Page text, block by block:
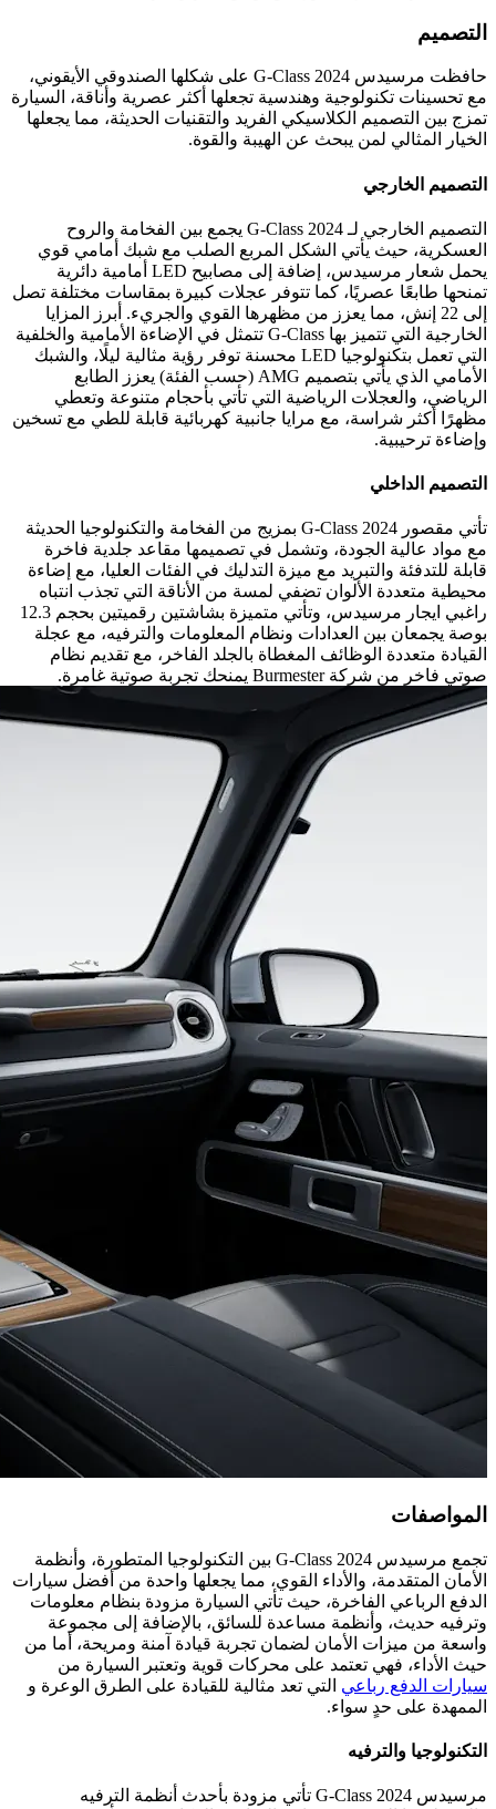
التصميم
حافظت مرسيدس G-Class 2024 على شكلها الصندوقي الأيقوني،
مع تحسينات تكنولوجية وهندسية تجعلها أكثر عصرية وأناقة، السيارة
تمزج بين التصميم الكلاسيكي الفريد والتقنيات الحديثة، مما يجعلها
الخيار المثالي لمن يبحث عن الهيبة والقوة.
التصميم الخارجي
التصميم الخارجي لـ G-Class 2024 يجمع بين الفخامة والروح
العسكرية، حيث يأتي الشكل المربع الصلب مع شبك أمامي قوي
يحمل شعار مرسيدس، إضافة إلى مصابيح LED أمامية دائرية
تمنحها طابعًا عصريًا، كما تتوفر عجلات كبيرة بمقاسات مختلفة تصل
إلى 22 إنش، مما يعزز من مظهرها القوي والجريء. أبرز المزايا
الخارجية التي تتميز بها G-Class تتمثل في الإضاءة الأمامية والخلفية
التي تعمل بتكنولوجيا LED محسنة توفر رؤية مثالية ليلًا، والشبك
الأمامي الذي يأتي بتصميم AMG (حسب الفئة) يعزز الطابع
الرياضي، والعجلات الرياضية التي تأتي بأحجام متنوعة وتعطي
مظهرًا أكثر شراسة، مع مرايا جانبية كهربائية قابلة للطي مع تسخين
وإضاءة ترحيبية.
التصميم الداخلي
تأتي مقصور G-Class 2024 بمزيج من الفخامة والتكنولوجيا الحديثة
مع مواد عالية الجودة، وتشمل في تصميمها مقاعد جلدية فاخرة
قابلة للتدفئة والتبريد مع ميزة التدليك في الفئات العليا، مع إضاءة
محيطية متعددة الألوان تضفي لمسة من الأناقة التي تجذب انتباه
راغبي ايجار مرسيدس، وتأتي متميزة بشاشتين رقميتين بحجم 12.3
بوصة يجمعان بين العدادات ونظام المعلومات والترفيه، مع عجلة
القيادة متعددة الوظائف المغطاة بالجلد الفاخر، مع تقديم نظام
صوتي فاخر من شركة Burmester يمنحك تجربة صوتية غامرة.
المواصفات
تجمع مرسيدس G-Class 2024 بين التكنولوجيا المتطورة، وأنظمة
الأمان المتقدمة، والأداء القوي، مما يجعلها واحدة من أفضل سيارات
الدفع الرباعي الفاخرة، حيث تأتي السيارة مزودة بنظام معلومات
وترفيه حديث، وأنظمة مساعدة للسائق، بالإضافة إلى مجموعة
واسعة من ميزات الأمان لضمان تجربة قيادة آمنة ومريحة، أما من
حيث الأداء، فهي تعتمد على محركات قوية وتعتبر السيارة من
سيارات الدفع رباعي التي تعد مثالية للقيادة على الطرق الوعرة و
الممهدة على حدٍ سواء.
التكنولوجيا والترفيه
مرسيدس G-Class 2024 تأتي مزودة بأحدث أنظمة الترفيه